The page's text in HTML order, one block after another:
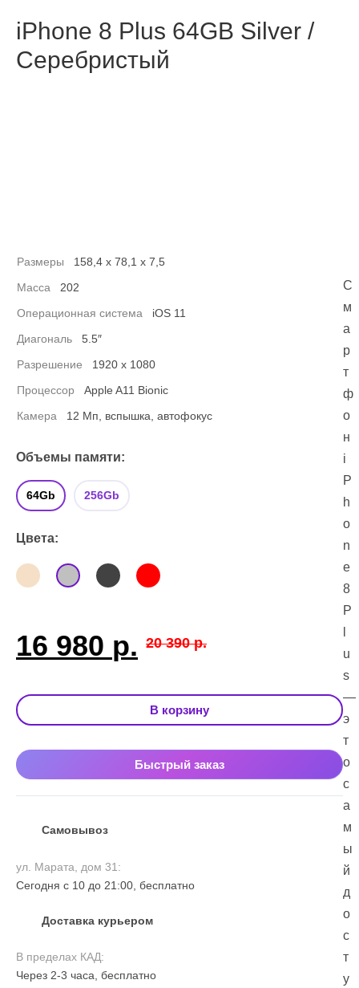
iPhone 8 Plus 64GB Silver /
Серебристый
Размеры
158,4 x 78,1 x 7,5
Масса
202
Операционная система
iOS 11
Диагональ
5.5″
Разрешение
1920 х 1080
Процессор
Apple A11 Bionic
Камера
12 Мп, вспышка, автофокус
Объемы памяти:
64Gb 256Gb
Цвета:
20 390р.
составляла
20
390 р..
16 980 р.
Текущая
16
980 р..
В корзину
Быстрый заказ
Самовывоз
ул. Марата, дом 31:
Сегодня с 10 до 21:00, бесплатно
Доставка курьером
В пределах КАД:
Через 2-3 часа, бесплатно
С
м
а
р
т
ф
о
н
i
P
h
o
n
e
8
P
u
s
—
э
т
о
с
а
м
ы
й
д
о
с
т
у